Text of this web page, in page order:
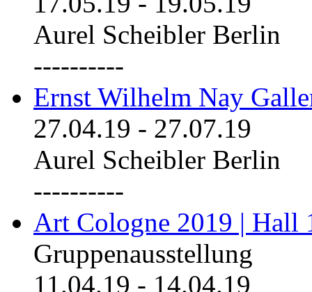
Aurel Scheibler Berlin
----------
Ernst Wilhelm Nay
27.04.19 - 27.07.19
Aurel Scheibler Berlin
----------
Art Cologne 2019 | Hall
Gruppenausstellung
11.04.19 - 14.04.19